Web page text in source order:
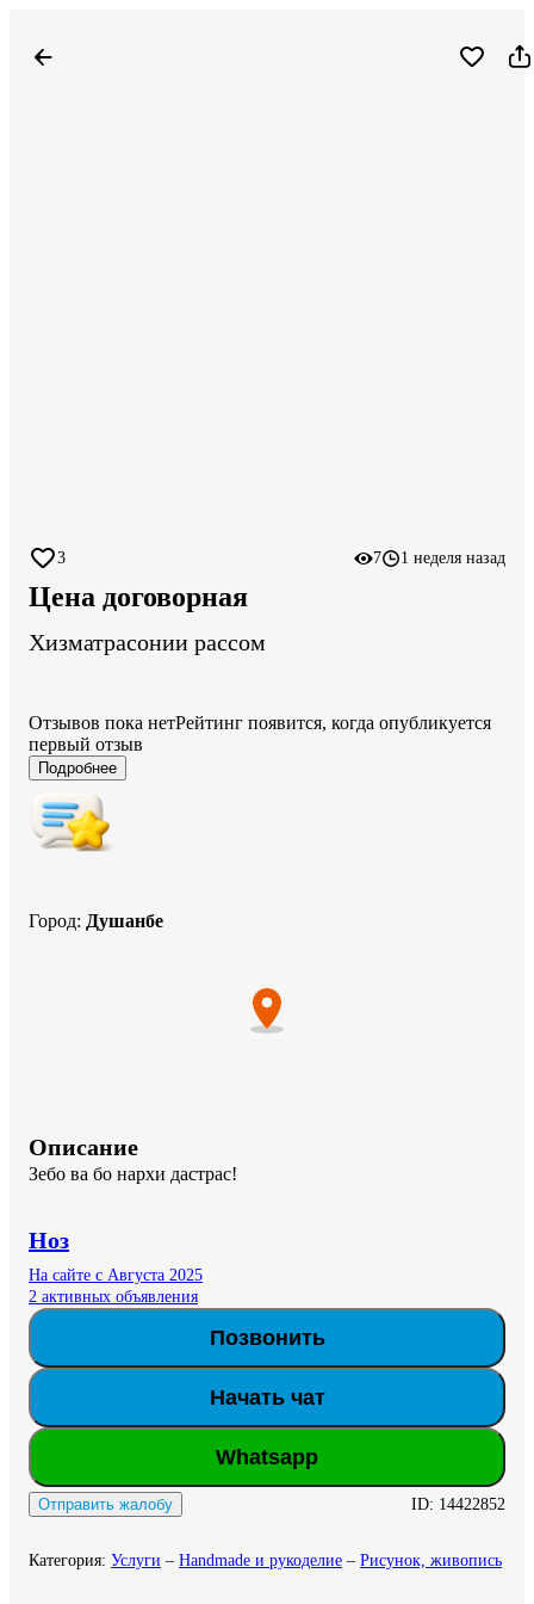
3 7 1 неделя назад
Цена договорная
Хизматрасонии рассом
Отзывов пока нетРейтинг появится, когда опубликуется
первый отзыв
Подробнее
Город: Душанбе
Описание
Зебо ва бо нархи дастрас!
Ноз
На сайте с Августа 2025
2 активных объявления
Позвонить
Начать чат
Whatsapp
Отправить жалобу ID: 14422852
Категория: Услуги – Handmade и рукоделие – Рисунок, живопись